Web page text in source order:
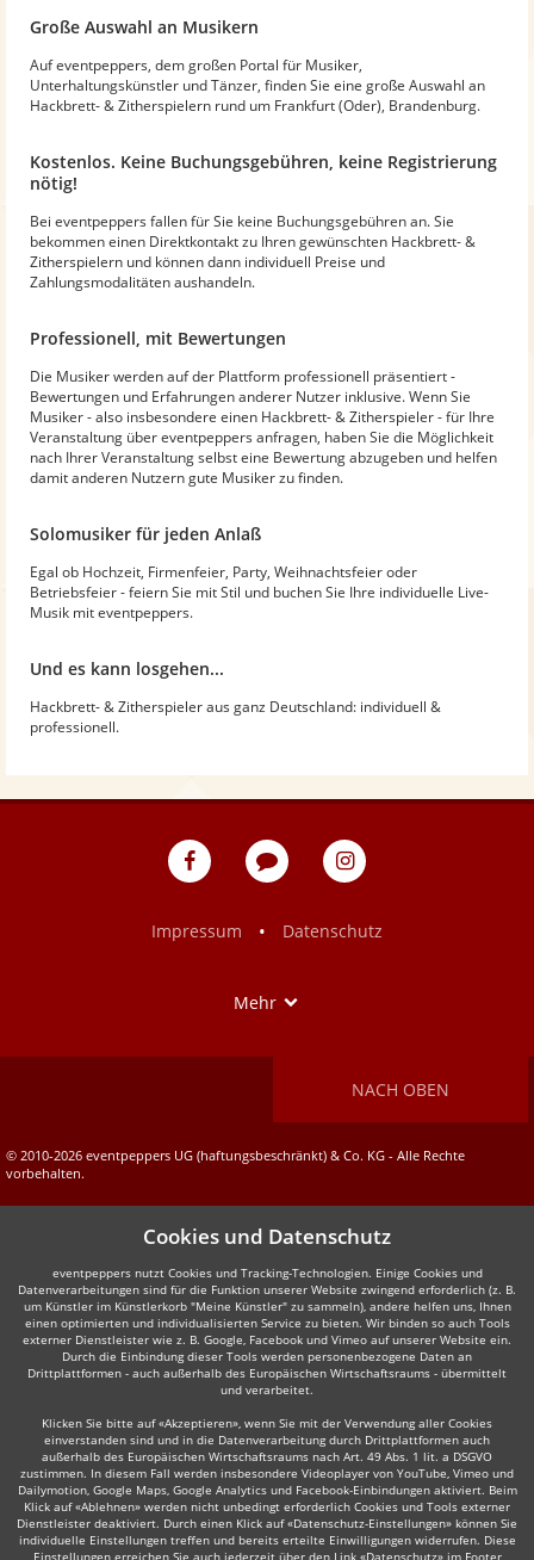
Große Auswahl an Musikern
Auf eventpeppers, dem großen Portal für Musiker,
Unterhaltungskünstler und Tänzer, finden Sie eine große Auswahl an
Hackbrett- & Zitherspielern rund um Frankfurt (Oder), Brandenburg.
Kostenlos. Keine Buchungsgebühren, keine Registrierung
nötig!
Bei eventpeppers fallen für Sie keine Buchungsgebühren an. Sie
bekommen einen Direktkontakt zu Ihren gewünschten Hackbrett- &
Zitherspielern und können dann individuell Preise und
Zahlungsmodalitäten aushandeln.
Professionell, mit Bewertungen
Die Musiker werden auf der Plattform professionell präsentiert -
Bewertungen und Erfahrungen anderer Nutzer inklusive. Wenn Sie
Musiker - also insbesondere einen Hackbrett- & Zitherspieler - für Ihre
Veranstaltung über eventpeppers anfragen, haben Sie die Möglichkeit
nach Ihrer Veranstaltung selbst eine Bewertung abzugeben und helfen
damit anderen Nutzern gute Musiker zu finden.
Solomusiker für jeden Anlaß
Egal ob Hochzeit, Firmenfeier, Party, Weihnachtsfeier oder
Betriebsfeier - feiern Sie mit Stil und buchen Sie Ihre individuelle Live-
Musik mit eventpeppers.
Und es kann losgehen...
Hackbrett- & Zitherspieler aus ganz Deutschland: individuell &
professionell.
eventpeppers
Blog
eventpeppers
Impressum
• Datenschutz
Mehr
NACH OBEN
© 2010-2026 eventpeppers UG (haftungsbeschränkt) & Co. KG - Alle Rechte
vorbehalten.
Cookies und Datenschutz
eventpeppers nutzt Cookies und Tracking-Technologien. Einige Cookies und
Datenverarbeitungen sind für die Funktion unserer Website zwingend erforderlich (z. B.
um Künstler im Künstlerkorb "Meine Künstler" zu sammeln), andere helfen uns, Ihnen
einen optimierten und individualisierten Service zu bieten. Wir binden so auch Tools
externer Dienstleister wie z. B. Google, Facebook und Vimeo auf unserer Website ein.
Durch die Einbindung dieser Tools werden personenbezogene Daten an
Drittplattformen - auch außerhalb des Europäischen Wirtschaftsraums - übermittelt
und verarbeitet.
Klicken Sie bitte auf «Akzeptieren», wenn Sie mit der Verwendung aller Cookies
einverstanden sind und in die Datenverarbeitung durch Drittplattformen auch
außerhalb des Europäischen Wirtschaftsraums nach Art. 49 Abs. 1 lit. a DSGVO
zustimmen. In diesem Fall werden insbesondere Videoplayer von YouTube, Vimeo und
Dailymotion, Google Maps, Google Analytics und Facebook-Einbindungen aktiviert. Beim
Klick auf «Ablehnen» werden nicht unbedingt erforderlich Cookies und Tools externer
Dienstleister deaktiviert. Durch einen Klick auf «Datenschutz-Einstellungen» können Sie
individuelle Einstellungen treffen und bereits erteilte Einwilligungen widerrufen. Diese
Einstellungen erreichen Sie auch jederzeit über den Link «Datenschutz» im Footer